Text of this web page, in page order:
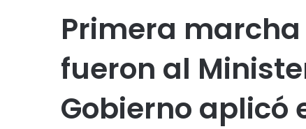
Primera
fueron al
Gobierno aplicó